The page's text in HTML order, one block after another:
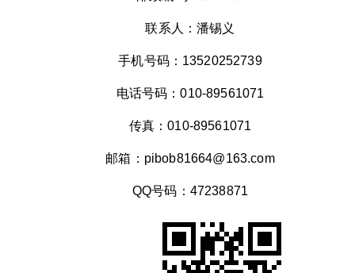
联系人：潘锡义
手机号码：13520252739
电话号码：010-89561071
传真：010-89561071
邮箱：pibob81664@163.com
QQ号码：47238871